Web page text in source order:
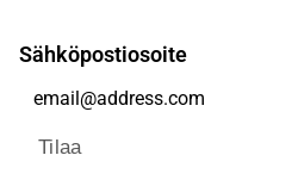
Sähköpostiosoite
Tilaa